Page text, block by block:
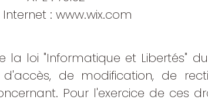
Internet : www.wix.com
loi "Informatique et Libertés" du
de modification, de
Pour l'exercice de ces